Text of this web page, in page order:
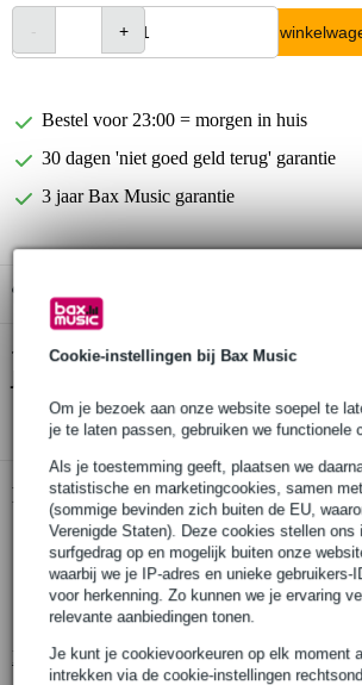
Cookie-instellingen bij Bax Music
Om je bezoek aan onze website soepel te
je te laten passen, gebruiken we functionele
Als je toestemming geeft, plaatsen we
statistische en marketingcookies, samen
(sommige bevinden zich buiten de EU,
Verenigde Staten). Deze cookies stellen ons
surfgedrag op en mogelijk buiten onze
waarbij we je IP-adres en unieke gebruikers-
voor herkenning. Zo kunnen we je ervaring
relevante aanbiedingen tonen.
Je kunt je cookievoorkeuren op elk moment
intrekken via de cookie-instellingen
In
Bestel voor 23:00 = morgen in huis
30 dagen 'niet goed geld terug' garantie
3 jaar Bax Music garantie
Gratis ophalen in de winkel
Twijfel je of deD'Addario 50PLJS01
Start de check
Productinformatie
stijlvolle gitaarband
ontwerp van Joe Satriani
handig slotsysteem voor gebruik met
bevestigingspunten/strap pins
Bekijk alle productspecificaties